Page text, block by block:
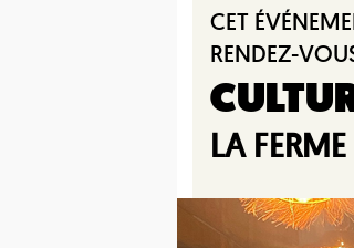
CET
RENDEZ-
LA